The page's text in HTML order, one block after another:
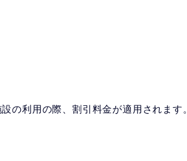
の利用の際、割引料金が適用されます。